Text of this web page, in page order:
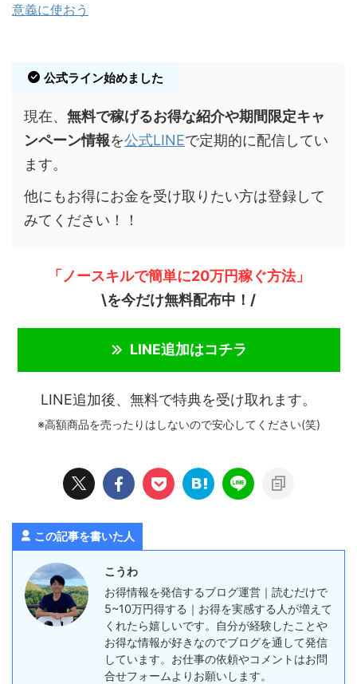
意義に使おう
公式ライン始めました
現在、 無料で稼げるお得な紹介や期間限定キャ
ンペーン情報を公式LINEで定期的に配信してい
ます。
他にもお得にお金を受け取りたい方は登録して
みてください！！
「ノースキルで簡単に20万円稼ぐ方法」
\を今だけ無料配布中！/
LINE追加はコチラ
LINE追加後、無料で特典を受け取れます。
※高額商品を売ったりはしないので安心してください(笑)
この記事を書いた人
こうわ
お得情報を発信するブログ運営｜読むだけで
5~10万円得する｜お得を実感する人が増えて
くれたら嬉しいです。自分が経験したことや
お得な情報が好きなのでブログを通して発信
しています。お仕事の依頼やコメントはお問
合せフォームよりお願いします。